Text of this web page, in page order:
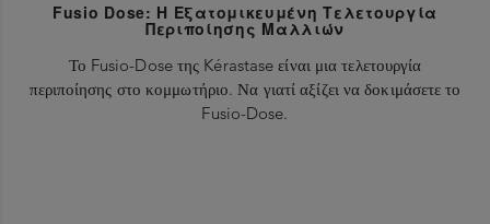
Fusio Dose: Η Εξατομικευμένη Τελετουργία
Περιποίησης Μαλλιών
Το Fusio-Dose της Kérastase είναι μια τελετουργία
περιποίησης στο κομμωτήριο. Να γιατί αξίζει να δοκιμάσετε το
Fusio-Dose.